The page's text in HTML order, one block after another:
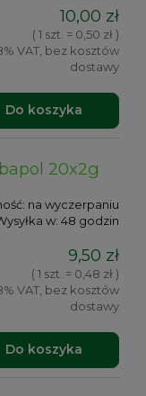
10,00 zł
( 1 szt. = 0,50 zł )
VAT, bez kosztów
dostawy
Do koszyka
20x2g
na wyczerpaniu
w: 48 godzin
9,50 zł
( 1 szt. = 0,48 zł )
VAT, bez kosztów
dostawy
Do koszyka